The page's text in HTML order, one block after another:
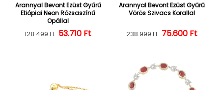
Arannyal Bevont Ezüst Gyűrű
Etiópiai Neon Rózsaszínű
Opállal
Normál ár
128.499 Ft Kedvezményes ár
53.710 Ft
Arannyal Bevont Ezüst Gyűrű
Vörös Szivacs Korallal
Normál ár
238.999 Ft 75.600 Ft